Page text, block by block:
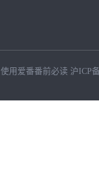
使用爱番番前必读 沪ICP